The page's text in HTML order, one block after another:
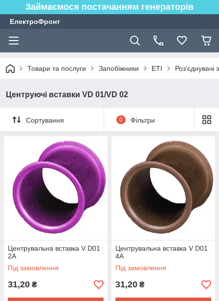
Займаємося постачанням генераторів
ЕлектроФронт
Товари та послуги Запобіжники ETI Роз'єднувачі
Центруючі вставки VD 01/VD 02
Сортування 0 Фільтри
Центрувальна вставка V D01
2A
Під замовлення
31,20 ₴
Центрувальна вставка V D01
4A
Під замовлення
31,20 ₴